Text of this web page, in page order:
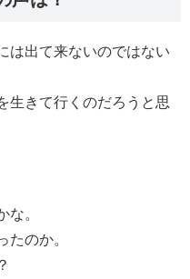
は出て来ないのではない
生きて行くのだろうと思
な。
たのか。